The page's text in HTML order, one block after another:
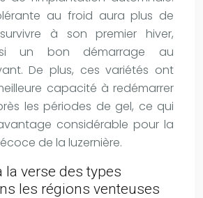
au froid aura plus de
à son premier hiver,
un bon démarrage au
De plus, ces variétés ont
capacité à redémarrer
les périodes de gel, ce qui
considérable pour la
de la luzernière.
la verse des types
les régions venteuses